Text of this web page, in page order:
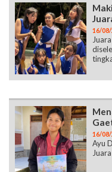
16/
16/
Ayu